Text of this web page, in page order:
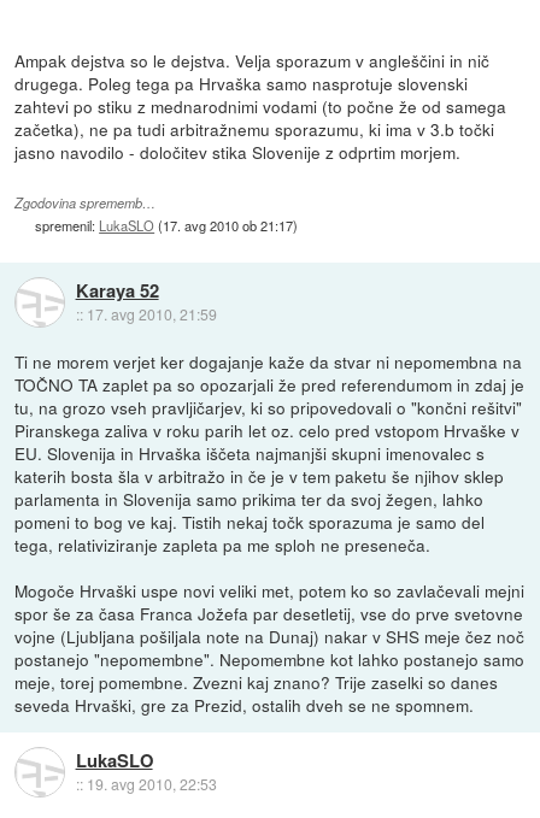
Ampak dejstva so le dejstva. Velja sporazum v angleščini in nič
drugega. Poleg tega pa Hrvaška samo nasprotuje slovenski
zahtevi po stiku z mednarodnimi vodami (to počne že od samega
začetka), ne pa tudi arbitražnemu sporazumu, ki ima v 3.b točki
jasno navodilo - določitev stika Slovenije z odprtim morjem.
Zgodovina sprememb…
spremenil: LukaSLO(17. avg 2010 ob 21:17)
Karaya 52
:: 17. avg 2010, 21:59
Ti ne morem verjet ker dogajanje kaže da stvar ni nepomembna na
TOČNO TA zaplet pa so opozarjali že pred referendumom in zdaj je
tu, na grozo vseh pravljičarjev, ki so pripovedovali o "končni rešitvi"
Piranskega zaliva v roku parih let oz. celo pred vstopom Hrvaške v
EU. Slovenija in Hrvaška iščeta najmanjši skupni imenovalec s
katerih bosta šla v arbitražo in če je v tem paketu še njihov sklep
parlamenta in Slovenija samo prikima ter da svoj žegen, lahko
pomeni to bog ve kaj. Tistih nekaj točk sporazuma je samo del
tega, relativiziranje zapleta pa me sploh ne preseneča.
Mogoče Hrvaški uspe novi veliki met, potem ko so zavlačevali mejni
spor še za časa Franca Jožefa par desetletij, vse do prve svetovne
vojne (Ljubljana pošiljala note na Dunaj) nakar v SHS meje čez noč
postanejo "nepomembne". Nepomembne kot lahko postanejo samo
meje, torej pomembne. Zvezni kaj znano? Trije zaselki so danes
seveda Hrvaški, gre za Prezid, ostalih dveh se ne spomnem.
LukaSLO
:: 19. avg 2010, 22:53